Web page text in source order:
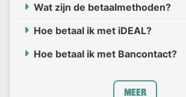
Wat zijn de betaalmethoden?
Hoe betaal ik met iDEAL?
Hoe betaal ik met Bancontact?
Meer